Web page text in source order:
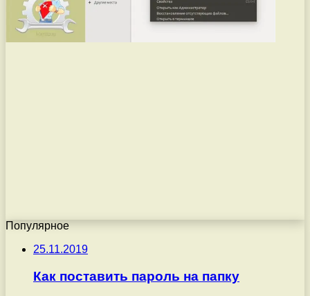
Популярное
25.11.2019
Как поставить пароль на папку